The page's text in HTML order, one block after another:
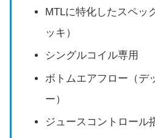
MTLに特化したスペッ
ッキ）
シングルコイル専用
ボトムエアフロー（デ
ー）
ジュースコントロール